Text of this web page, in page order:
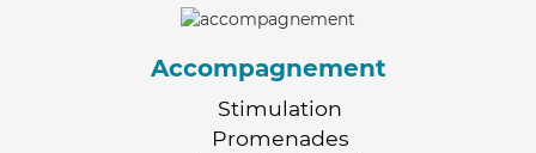
Accompagnement
Stimulation
Promenades